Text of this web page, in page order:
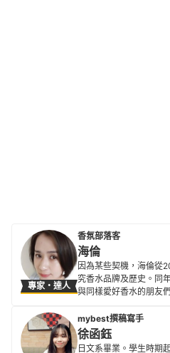
專家・達人
香氛部落客
海倫
因為某些契機，海倫從
究香水品牌及歷史。同
與同樣愛好香水的朋友
訊。 除了香氛之外，也
動。2017年，開始將自
格中，藉此分享並推廣
mybest撰稿寫手
徐函鈺
日文系畢業。學生時期